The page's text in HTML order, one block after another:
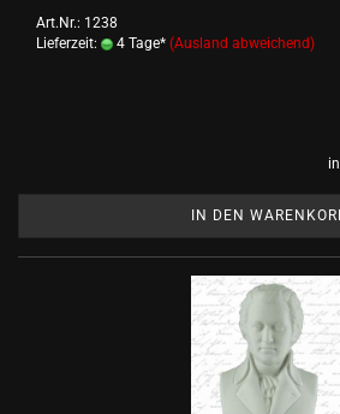
Art.Nr.: 1238
Lieferzeit:
4 Tage* (Ausland abweichend)
IN DEN